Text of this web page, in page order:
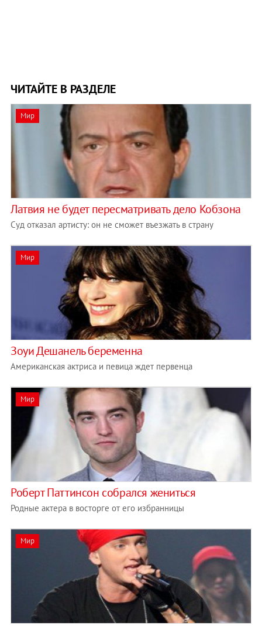
ЧИТАЙТЕ В РАЗДЕЛЕ
Мир
Латвия не будет пересматривать дело Кобзона
Суд отказал артисту: он не сможет въезжать в страну
Мир
Зоуи Дешанель беременна
Американская актриса и певица ждет первенца
Мир
Роберт Паттинсон собрался жениться
Родные актера в восторге от его избранницы
Мир